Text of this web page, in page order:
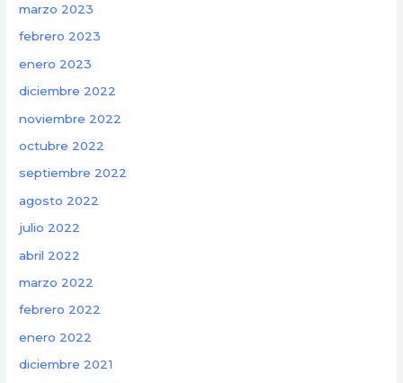
marzo 2023
febrero 2023
enero 2023
diciembre 2022
noviembre 2022
octubre 2022
septiembre 2022
agosto 2022
julio 2022
abril 2022
marzo 2022
febrero 2022
enero 2022
diciembre 2021